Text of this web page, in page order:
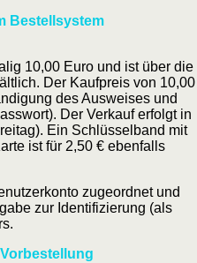
Bestellsystem
10,00 Euro und ist über die
Der Kaufpreis von 10,00
des Ausweises und
Der Verkauf erfolgt in
Ein Schlüsselband mit
ist für 2,50 € ebenfalls
zugeordnet und
zur Identifizierung (als